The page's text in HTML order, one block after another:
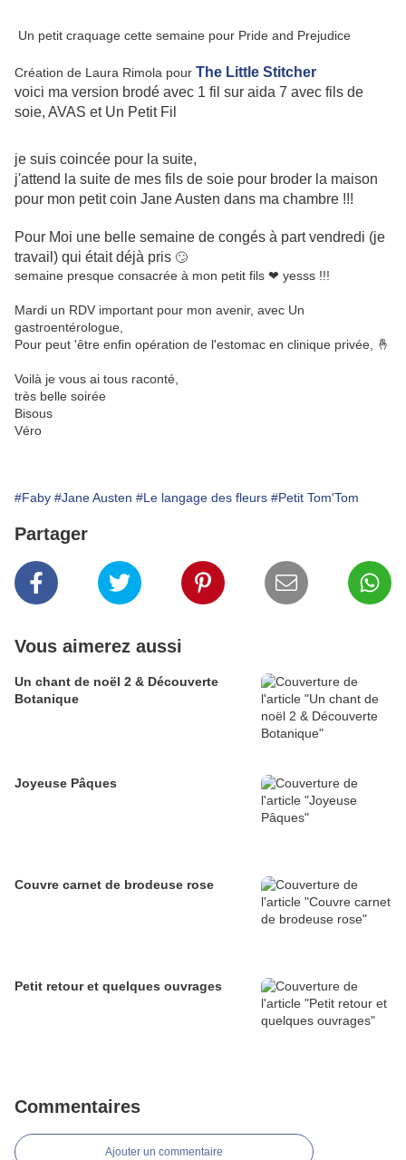
Un petit craquage cette semaine pour Pride and Prejudice
Création de Laura Rimola pour The Little Stitcher
voici ma version brodé avec 1 fil sur aida 7 avec fils de
soie, AVAS et Un Petit Fil
je suis coincée pour la suite,
j'attend la suite de mes fils de soie pour broder la maison
pour mon petit coin Jane Austen dans ma chambre !!!
Pour Moi une belle semaine de congés à part vendredi (je
travail) qui était déjà pris 🙄
semaine presque consacrée à mon petit fils ❤ yesss !!!
Mardi un RDV important pour mon avenir, avec Un
gastroentérologue,
Pour peut 'être enfin opération de l'estomac en clinique privée, 🤞
Voilà je vous ai tous raconté,
très belle soirée
Bisous
Véro
#Faby #Jane Austen #Le langage des fleurs #Petit Tom'Tom
Partager
Vous aimerez aussi
Un chant de noël 2 & Découverte
Botanique
Joyeuse Pâques
Couvre carnet de brodeuse rose
Petit retour et quelques ouvrages
Commentaires
Ajouter un commentaire